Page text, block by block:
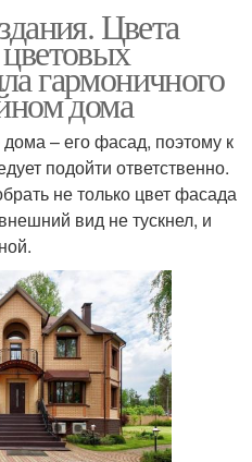
Цвета
гармоничного
дома
– его фасад, поэтому к
подойти ответственно.
не только цвет фасада
вид не тускнел, и